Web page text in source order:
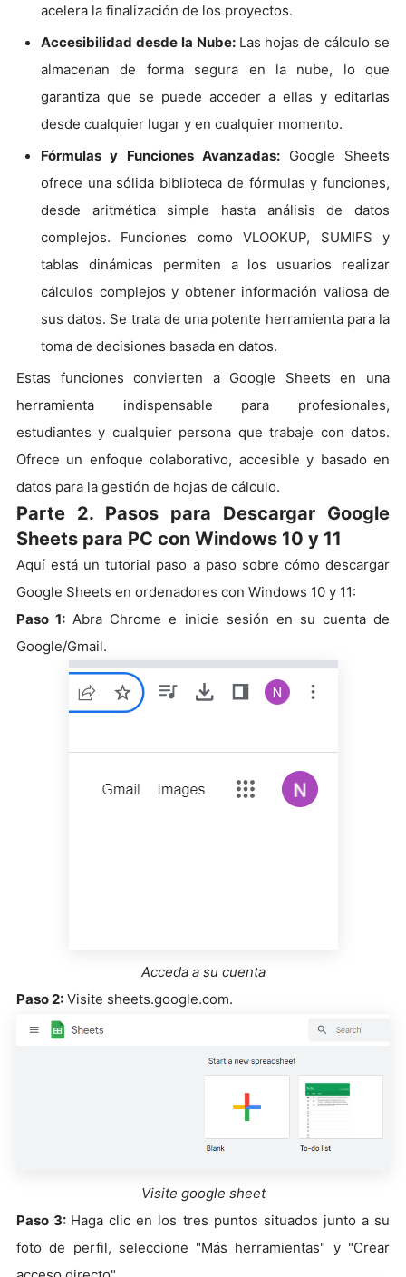
acelera la finalización de los proyectos.
Accesibilidad desde la Nube: Las hojas de cálculo se
almacenan de forma segura en la nube, lo que
garantiza que se puede acceder a ellas y editarlas
desde cualquier lugar y en cualquier momento.
Fórmulas y Funciones Avanzadas: Google Sheets
ofrece una sólida biblioteca de fórmulas y funciones,
desde aritmética simple hasta análisis de datos
complejos. Funciones como VLOOKUP, SUMIFS y
tablas dinámicas permiten a los usuarios realizar
cálculos complejos y obtener información valiosa de
sus datos. Se trata de una potente herramienta para la
toma de decisiones basada en datos.
Estas funciones convierten a Google Sheets en una
herramienta indispensable para profesionales,
estudiantes y cualquier persona que trabaje con datos.
Ofrece un enfoque colaborativo, accesible y basado en
datos para la gestión de hojas de cálculo.
Parte 2. Pasos para Descargar Google
Sheets para PC con Windows 10 y 11
Aquí está un tutorial paso a paso sobre cómo descargar
Google Sheets en ordenadores con Windows 10 y 11:
Paso 1: Abra Chrome e inicie sesión en su cuenta de
Google/Gmail.
Acceda a su cuenta
Paso 2: Visite sheets.google.com.
Visite google sheet
Paso 3: Haga clic en los tres puntos situados junto a su
foto de perfil, seleccione "Más herramientas" y "Crear